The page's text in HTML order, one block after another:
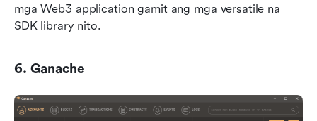
mga Web3 application gamit ang mga versatile na
SDK library nito.
6. Ganache